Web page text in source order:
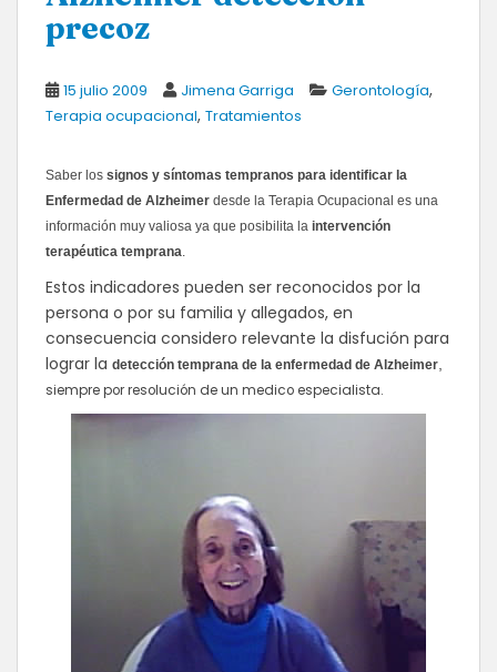
precoz
15 julio 2009 Jimena Garriga Gerontología,
Terapia ocupacional, Tratamientos
Saber los signos y síntomas tempranos para identificar la
Enfermedad de Alzheimer desde la Terapia Ocupacional es una
información muy valiosa ya que posibilita la intervención
terapéutica temprana
Estos indicadores pueden ser reconocidos por la
persona o por su familia y allegados, en
consecuencia considero relevante la disfución para
lograr la detección temprana de la enfermedad de Alzheimer
siempre por resolución de un medico especialista.